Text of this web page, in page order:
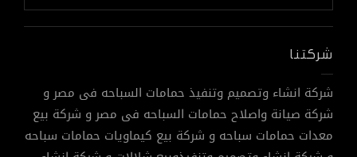
شركتنا
شركة انشاء وتصميم وتنفيذ حمامات السباحه فى مصر و
شركة صيانة واصلاح حمامات السباحه فى مصر و شركة بيع
معدات حمامات سباحه و شركة بيع كيماويات حمامات سباحه